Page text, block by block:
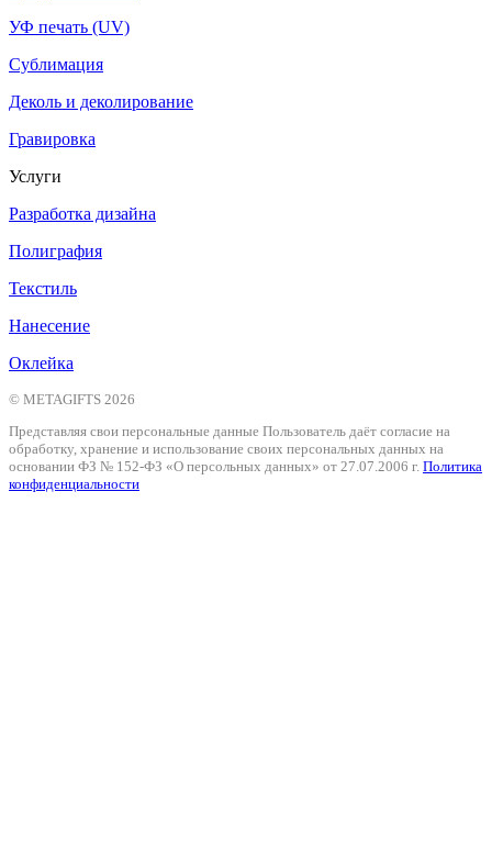
УФ печать (UV)
Сублимация
Деколь и деколирование
Гравировка
Услуги
Разработка дизайна
Полиграфия
Текстиль
Нанесение
Оклейка
© METAGIFTS 2026
Представляя свои персональные данные Пользователь даёт согласие на
обработку, хранение и использование своих персональных данных на
основании ФЗ № 152-ФЗ «О персольных данных» от 27.07.2006 г. Политика
конфиденциальности